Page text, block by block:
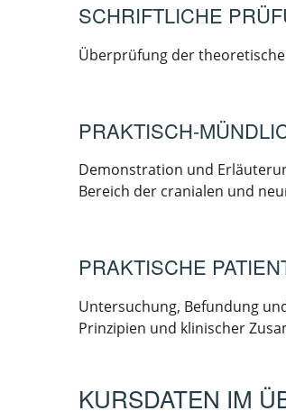
SCHRIFTLICHE
Überprüfung der
PRAKTISCH-
Demonstration und
Bereich der cranialen und
PRAKTISCHE
Untersuchung, Befundung
Prinzipien und klinischer
KURSDATEN IM